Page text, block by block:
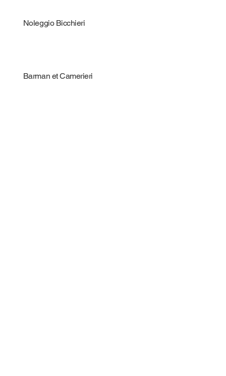
Noleggio Bicchieri
Barman et Camerieri